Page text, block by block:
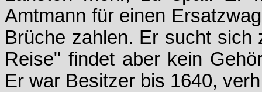
Amtmann für einen
Brüche zahlen. Er sucht sich
Reise" findet aber kein
Er war Besitzer bis 1640,